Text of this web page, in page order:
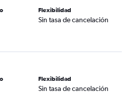
Flexibilidad
Sin tasa de cancelación
Flexibilidad
Sin tasa de cancelación